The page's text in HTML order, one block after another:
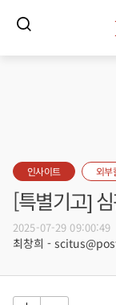
인사이트 외부
[특별기고]
2025-07-29 09:00:49
최창희 -